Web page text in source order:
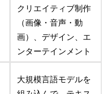
クリエイティブ制作
（画像・音声・動
画）、デザイン、エ
ンターテインメント
大規模言語モデルを